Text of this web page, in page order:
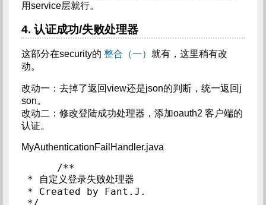
用service层就行。
4. 认证成功/失败处理器
这部分在security的 整合（一） 就有，这里稍有改
动。
改动一：去掉了返回view还是json的判断，统一返回j
son。
改动二：修改登陆成功处理器，添加oauth2 客户端的
认证。
MyAuthenticationFailHandler.java
/**